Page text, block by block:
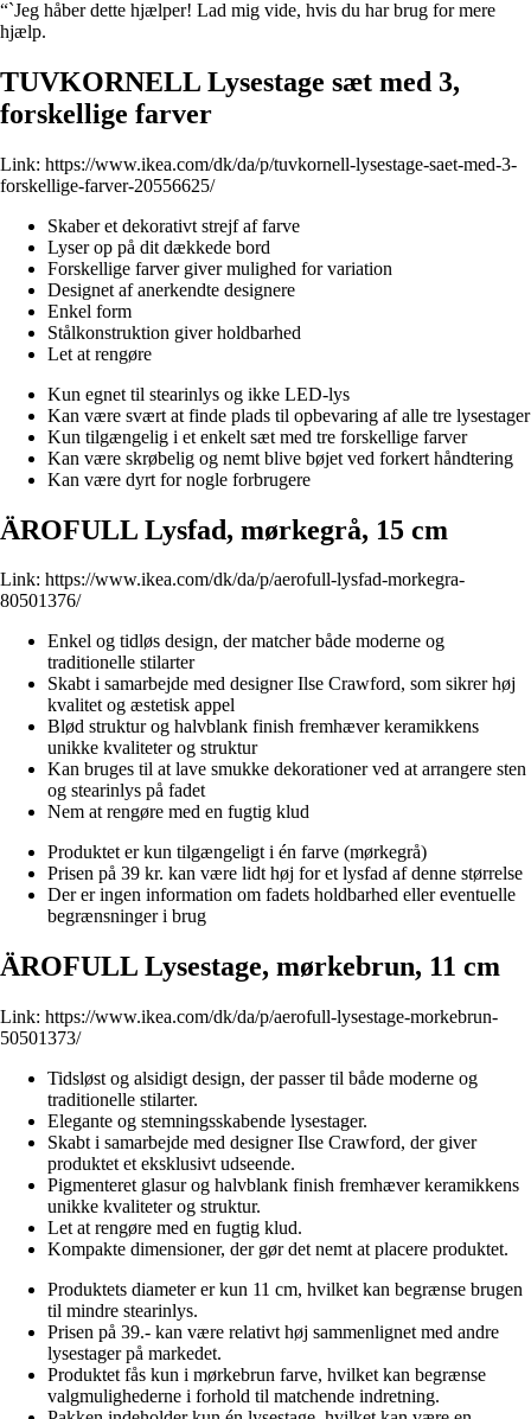
“`Jeg håber dette hjælper! Lad mig vide, hvis du har brug for mere
hjælp.
TUVKORNELL Lysestage sæt med 3,
forskellige farver
Link: https://www.ikea.com/dk/da/p/tuvkornell-lysestage-saet-med-3-
forskellige-farver-20556625/
Skaber et dekorativt strejf af farve
Lyser op på dit dækkede bord
Forskellige farver giver mulighed for variation
Designet af anerkendte designere
Enkel form
Stålkonstruktion giver holdbarhed
Let at rengøre
Kun egnet til stearinlys og ikke LED-lys
Kan være svært at finde plads til opbevaring af alle tre lysestager
Kun tilgængelig i et enkelt sæt med tre forskellige farver
Kan være skrøbelig og nemt blive bøjet ved forkert håndtering
Kan være dyrt for nogle forbrugere
ÄROFULL Lysfad, mørkegrå, 15 cm
Link: https://www.ikea.com/dk/da/p/aerofull-lysfad-morkegra-
80501376/
Enkel og tidløs design, der matcher både moderne og
traditionelle stilarter
Skabt i samarbejde med designer Ilse Crawford, som sikrer høj
kvalitet og æstetisk appel
Blød struktur og halvblank finish fremhæver keramikkens
unikke kvaliteter og struktur
Kan bruges til at lave smukke dekorationer ved at arrangere sten
og stearinlys på fadet
Nem at rengøre med en fugtig klud
Produktet er kun tilgængeligt i én farve (mørkegrå)
Prisen på 39 kr. kan være lidt høj for et lysfad af denne størrelse
Der er ingen information om fadets holdbarhed eller eventuelle
begrænsninger i brug
ÄROFULL Lysestage, mørkebrun, 11 cm
Link: https://www.ikea.com/dk/da/p/aerofull-lysestage-morkebrun-
50501373/
Tidsløst og alsidigt design, der passer til både moderne og
traditionelle stilarter.
Elegante og stemningsskabende lysestager.
Skabt i samarbejde med designer Ilse Crawford, der giver
produktet et eksklusivt udseende.
Pigmenteret glasur og halvblank finish fremhæver keramikkens
unikke kvaliteter og struktur.
Let at rengøre med en fugtig klud.
Kompakte dimensioner, der gør det nemt at placere produktet.
Produktets diameter er kun 11 cm, hvilket kan begrænse brugen
til mindre stearinlys.
Prisen på 39.- kan være relativt høj sammenlignet med andre
lysestager på markedet.
Produktet fås kun i mørkebrun farve, hvilket kan begrænse
valgmulighederne i forhold til matchende indretning.